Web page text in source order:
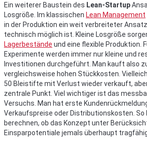
Ein weiterer Baustein des Lean-Startup
Losgröße. Im klassischen Lean Management
in der Produktion ein weit verbreiteter
technisch möglich ist. Kleine Losgröße
Lagerbestände und eine flexible Produktion.
Experimente werden immer nur kleine und
Investitionen durchgeführt. Man kauft also
vergleichsweise hohen Stückkosten.
50 Bleistifte mit Verlust wieder verkauft,
zentrale Punkt. Viel wichtiger ist das
Versuchs. Man hat erste
Verkaufspreise oder Distributionskosten. So
berechnen, ob das Konzept unter
Einsparpotentiale jemals überhaupt